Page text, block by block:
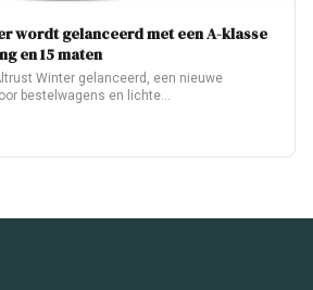
wordt gelanceerd met een A-klasse
en 15 maten
Winter gelanceerd, een nieuwe
bestelwagens en lichte…